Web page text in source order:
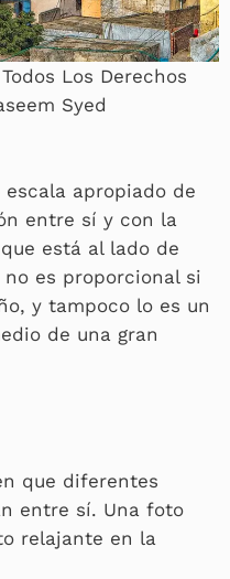
Los Derechos
Syed
apropiado de
entre sí y con la
está al lado de
es proporcional si
y tampoco lo es un
de una gran
que diferentes
entre sí. Una foto
relajante en la